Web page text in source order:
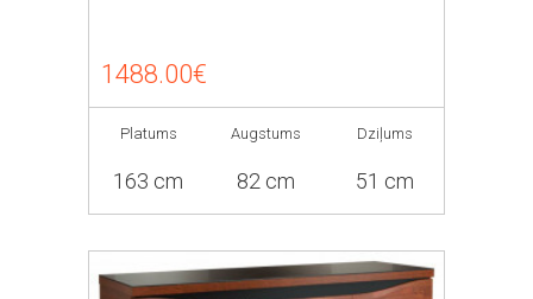
1488.00€
Platums
163 cm
Augstums
82 cm
Dziļums
51 cm